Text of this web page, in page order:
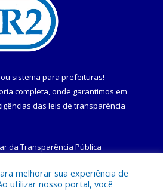
ou sistema para prefeituras!
completa, onde garantimos em
das leis de transparência
da Transparência Pública
melhorar sua experiência de
utilizar nosso portal, você